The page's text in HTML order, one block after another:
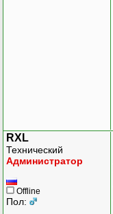
RXL
Технический
Администратор
Offline
Пол: